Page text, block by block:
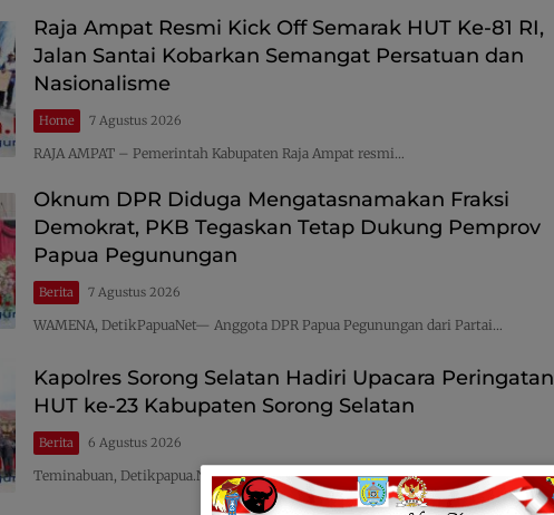
Raja Ampat Resmi Kick Off Semarak HUT Ke-81 RI,
Jalan Santai Kobarkan Semangat Persatuan dan
Nasionalisme
Home 7 Agustus 2026
RAJA AMPAT – Pemerintah Kabupaten Raja Ampat resmi…
Oknum DPR Diduga Mengatasnamakan Fraksi
Demokrat, PKB Tegaskan Tetap Dukung Pemprov
Papua Pegunungan
Berita 7 Agustus 2026
WAMENA, DetikPapuaNet— Anggota DPR Papua Pegunungan dari Partai…
Kapolres Sorong Selatan Hadiri Upacara Peringatan
HUT ke-23 Kabupaten Sorong Selatan
Berita 6 Agustus 2026
Teminabuan, Detikpapua.Net – Kapolres Sorong Selatan AKBP Gleen…